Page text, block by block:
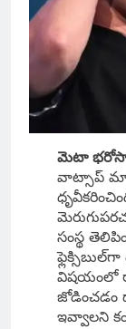
మెటా
వాట్సాప్
సంస్థ
విషయంలో
జోడించడం
ఇవ్వాలని